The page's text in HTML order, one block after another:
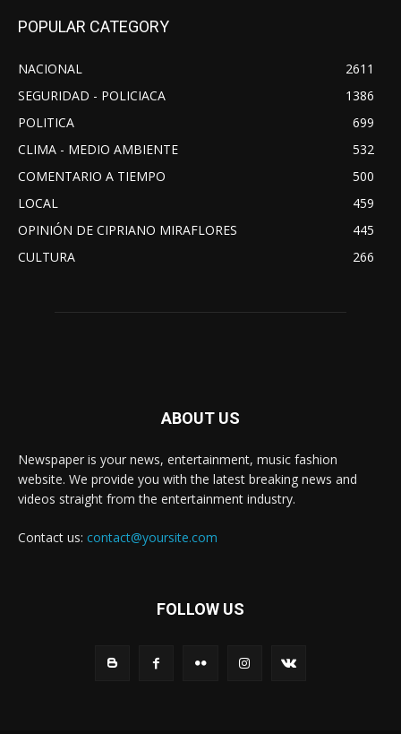
POPULAR CATEGORY
NACIONAL
2611
SEGURIDAD - POLICIACA
1386
POLITICA
699
CLIMA - MEDIO AMBIENTE
532
COMENTARIO A TIEMPO
500
LOCAL
459
OPINIÓN DE CIPRIANO MIRAFLORES
445
CULTURA
266
ABOUT US
Newspaper is your news, entertainment, music fashion
website. We provide you with the latest breaking news and
videos straight from the entertainment industry.
Contact us: contact@yoursite.com
FOLLOW US